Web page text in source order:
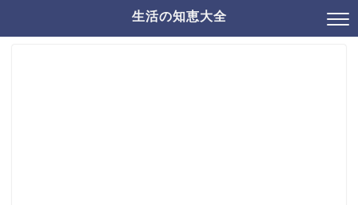
生活の知恵大全